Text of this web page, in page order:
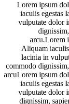
Lorem ipsum
iaculis egestas
vulputate dolor
arcu.Lorem
Aliquam iaculis
lacinia in
commodo
arcuLorem ipsum
iaculis egestas
vulputate dolor
dignissim,